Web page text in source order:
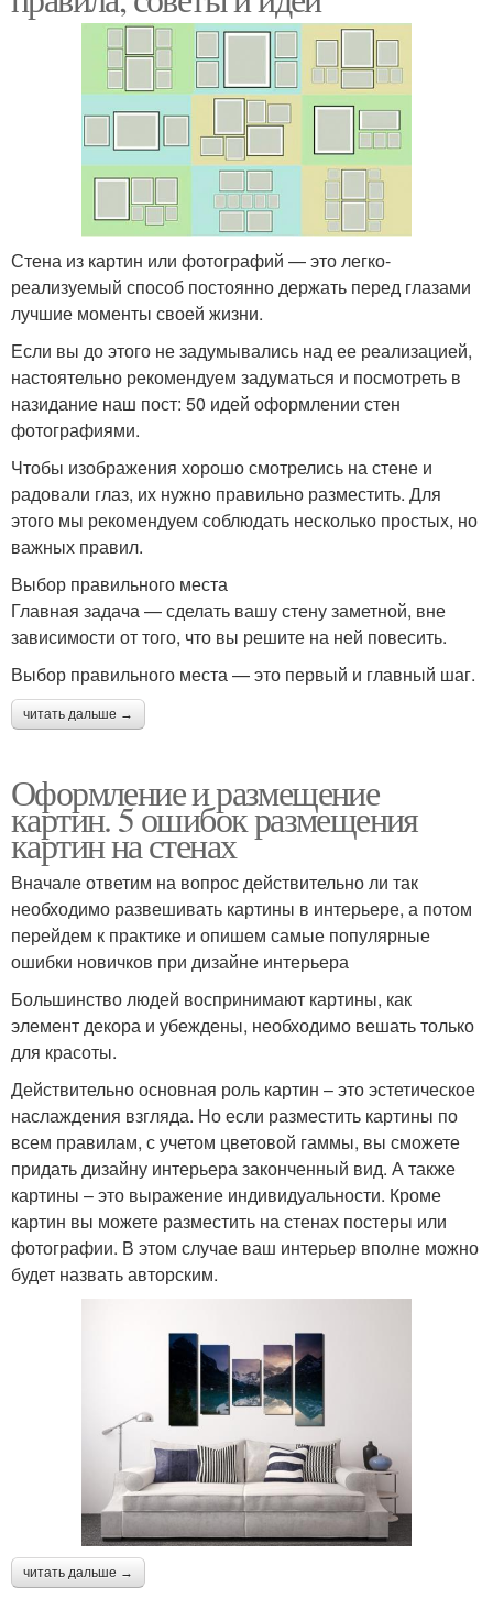
Стена из картин или фотографий — это легко-
реализуемый способ постоянно держать перед глазами
лучшие моменты своей жизни.
Если вы до этого не задумывались над ее реализацией,
настоятельно рекомендуем задуматься и посмотреть в
назидание наш пост: 50 идей оформлении стен
фотографиями.
Чтобы изображения хорошо смотрелись на стене и
радовали глаз, их нужно правильно разместить. Для
этого мы рекомендуем соблюдать несколько простых, но
важных правил.
Выбор правильного места
Главная задача — сделать вашу стену заметной, вне
зависимости от того, что вы решите на ней повесить.
Выбор правильного места — это первый и главный шаг.
читать дальше →
Оформление и размещение
картин. 5 ошибок размещения
картин на стенах
Вначале ответим на вопрос действительно ли так
необходимо развешивать картины в интерьере, а потом
перейдем к практике и опишем самые популярные
ошибки новичков при дизайне интерьера
Большинство людей воспринимают картины, как
элемент декора и убеждены, необходимо вешать только
для красоты.
Действительно основная роль картин – это эстетическое
наслаждения взгляда. Но если разместить картины по
всем правилам, с учетом цветовой гаммы, вы сможете
придать дизайну интерьера законченный вид. А также
картины – это выражение индивидуальности. Кроме
картин вы можете разместить на стенах постеры или
фотографии. В этом случае ваш интерьер вполне можно
будет назвать авторским.
читать дальше →